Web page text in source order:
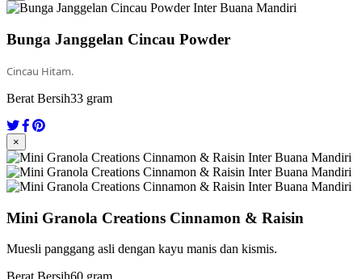
Bunga Janggelan Cincau Powder
Cincau Hitam.
Berat Bersih33 gram
×
Mini Granola Creations Cinnamon & Raisin
Muesli panggang asli dengan kayu manis dan kismis.